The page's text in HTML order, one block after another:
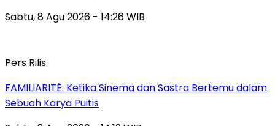
Sabtu, 8 Agu 2026 - 14:26 WIB
Pers Rilis
FAMILIARITÉ: Ketika Sinema dan Sastra Bertemu dalam
Sebuah Karya Puitis